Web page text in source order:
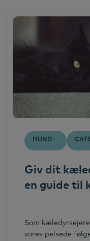
Horses
Success stories
HUND
Giv dit
en guide til
Som
vores pelsede